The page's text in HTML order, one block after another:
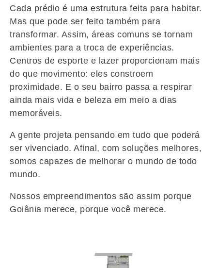
Cada prédio é uma estrutura feita para habitar.
Mas que pode ser feito também para
transformar. Assim, áreas comuns se tornam
ambientes para a troca de experiências.
Centros de esporte e lazer proporcionam mais
do que movimento: eles constroem
proximidade. E o seu bairro passa a respirar
ainda mais vida e beleza em meio a dias
memoráveis.
A gente projeta pensando em tudo que poderá
ser vivenciado. Afinal, com soluções melhores,
somos capazes de melhorar o mundo de todo
mundo.
Nossos empreendimentos são assim porque
Goiânia merece, porque você merece.